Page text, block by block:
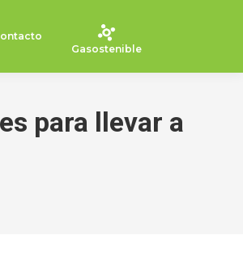
Gasostenible
para llevar a